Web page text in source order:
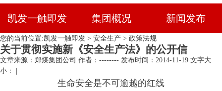
凯发一触即发 集团概况 新闻发布
您的当前位置:凯发一触即发 > 安全生产 > 政策法规
关于贯彻实施新《安全生产法》的公开信
文章来源：郑煤集团公司 作者：-------- 发布时间：2014-11-19 文字大
小： |
生命安全是不可逾越的红线